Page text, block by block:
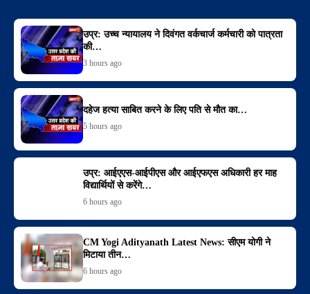
उप्र: उच्च न्यायालय ने दिवंगत वर्कचार्ज कर्मचारी को पात्रता
की…
3 hours ago
दहेज हत्या साबित करने के लिए पति से मौत का…
5 hours ago
उप्र: आईएएस-आईपीएस और आईएफएस अधिकारी हर माह
विद्यार्थियों से करेंगे…
6 hours ago
CM Yogi Adityanath Latest News: सीएम योगी ने
मिटाया तीन…
6 hours ago